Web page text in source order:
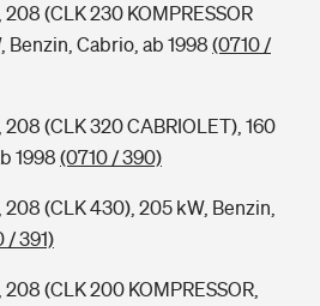
(CLK 230 KOMPRESSOR
Benzin, Cabrio, ab 1998 (0710 /
(CLK 320 CABRIOLET), 160
1998 (0710 / 390)
(CLK 430), 205 kW, Benzin,
/ 391)
(CLK 200 KOMPRESSOR,